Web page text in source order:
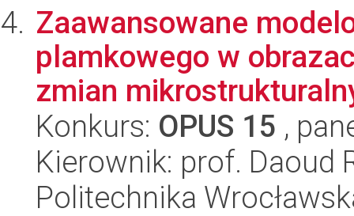
Zaawansowane
plamkowego w
zmian
Konkurs: OPUS 15 ,
Kierownik: prof. Daoud
Politechnika